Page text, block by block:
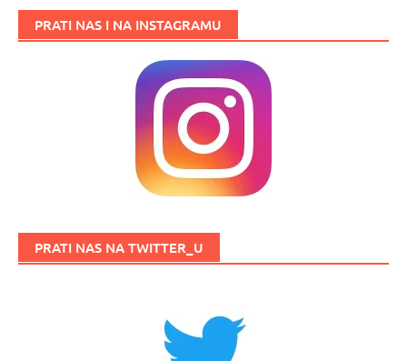
PRATI NAS I NA INSTAGRAMU
PRATI NAS NA TWITTER_U